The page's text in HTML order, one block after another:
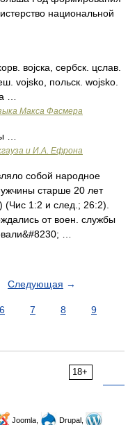
национальной
воjска, сербск. цслав.
vojsko, польск. wojsko.
…
Макса Фасмера
…
и И.А. Ефрона
собой народное
старше 20 лет
1:2 и след.; 26:2).
от воен. службы
…
Следующая →
6 7 8
9
18+
Joomla,
Drupal,